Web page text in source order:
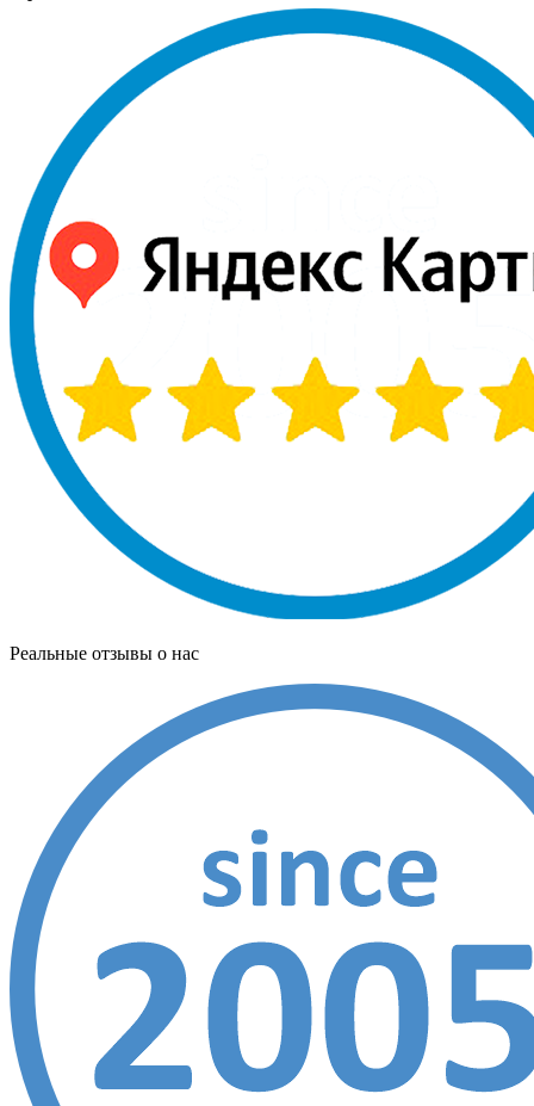
Реальные отзывы о нас